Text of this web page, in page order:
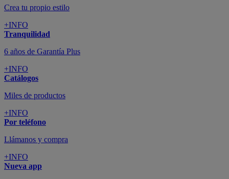
Crea tu propio estilo
+INFO
Tranquilidad
6 años de Garantía Plus
+INFO
Catálogos
Miles de productos
+INFO
Por teléfono
Llámanos y compra
+INFO
Nueva app